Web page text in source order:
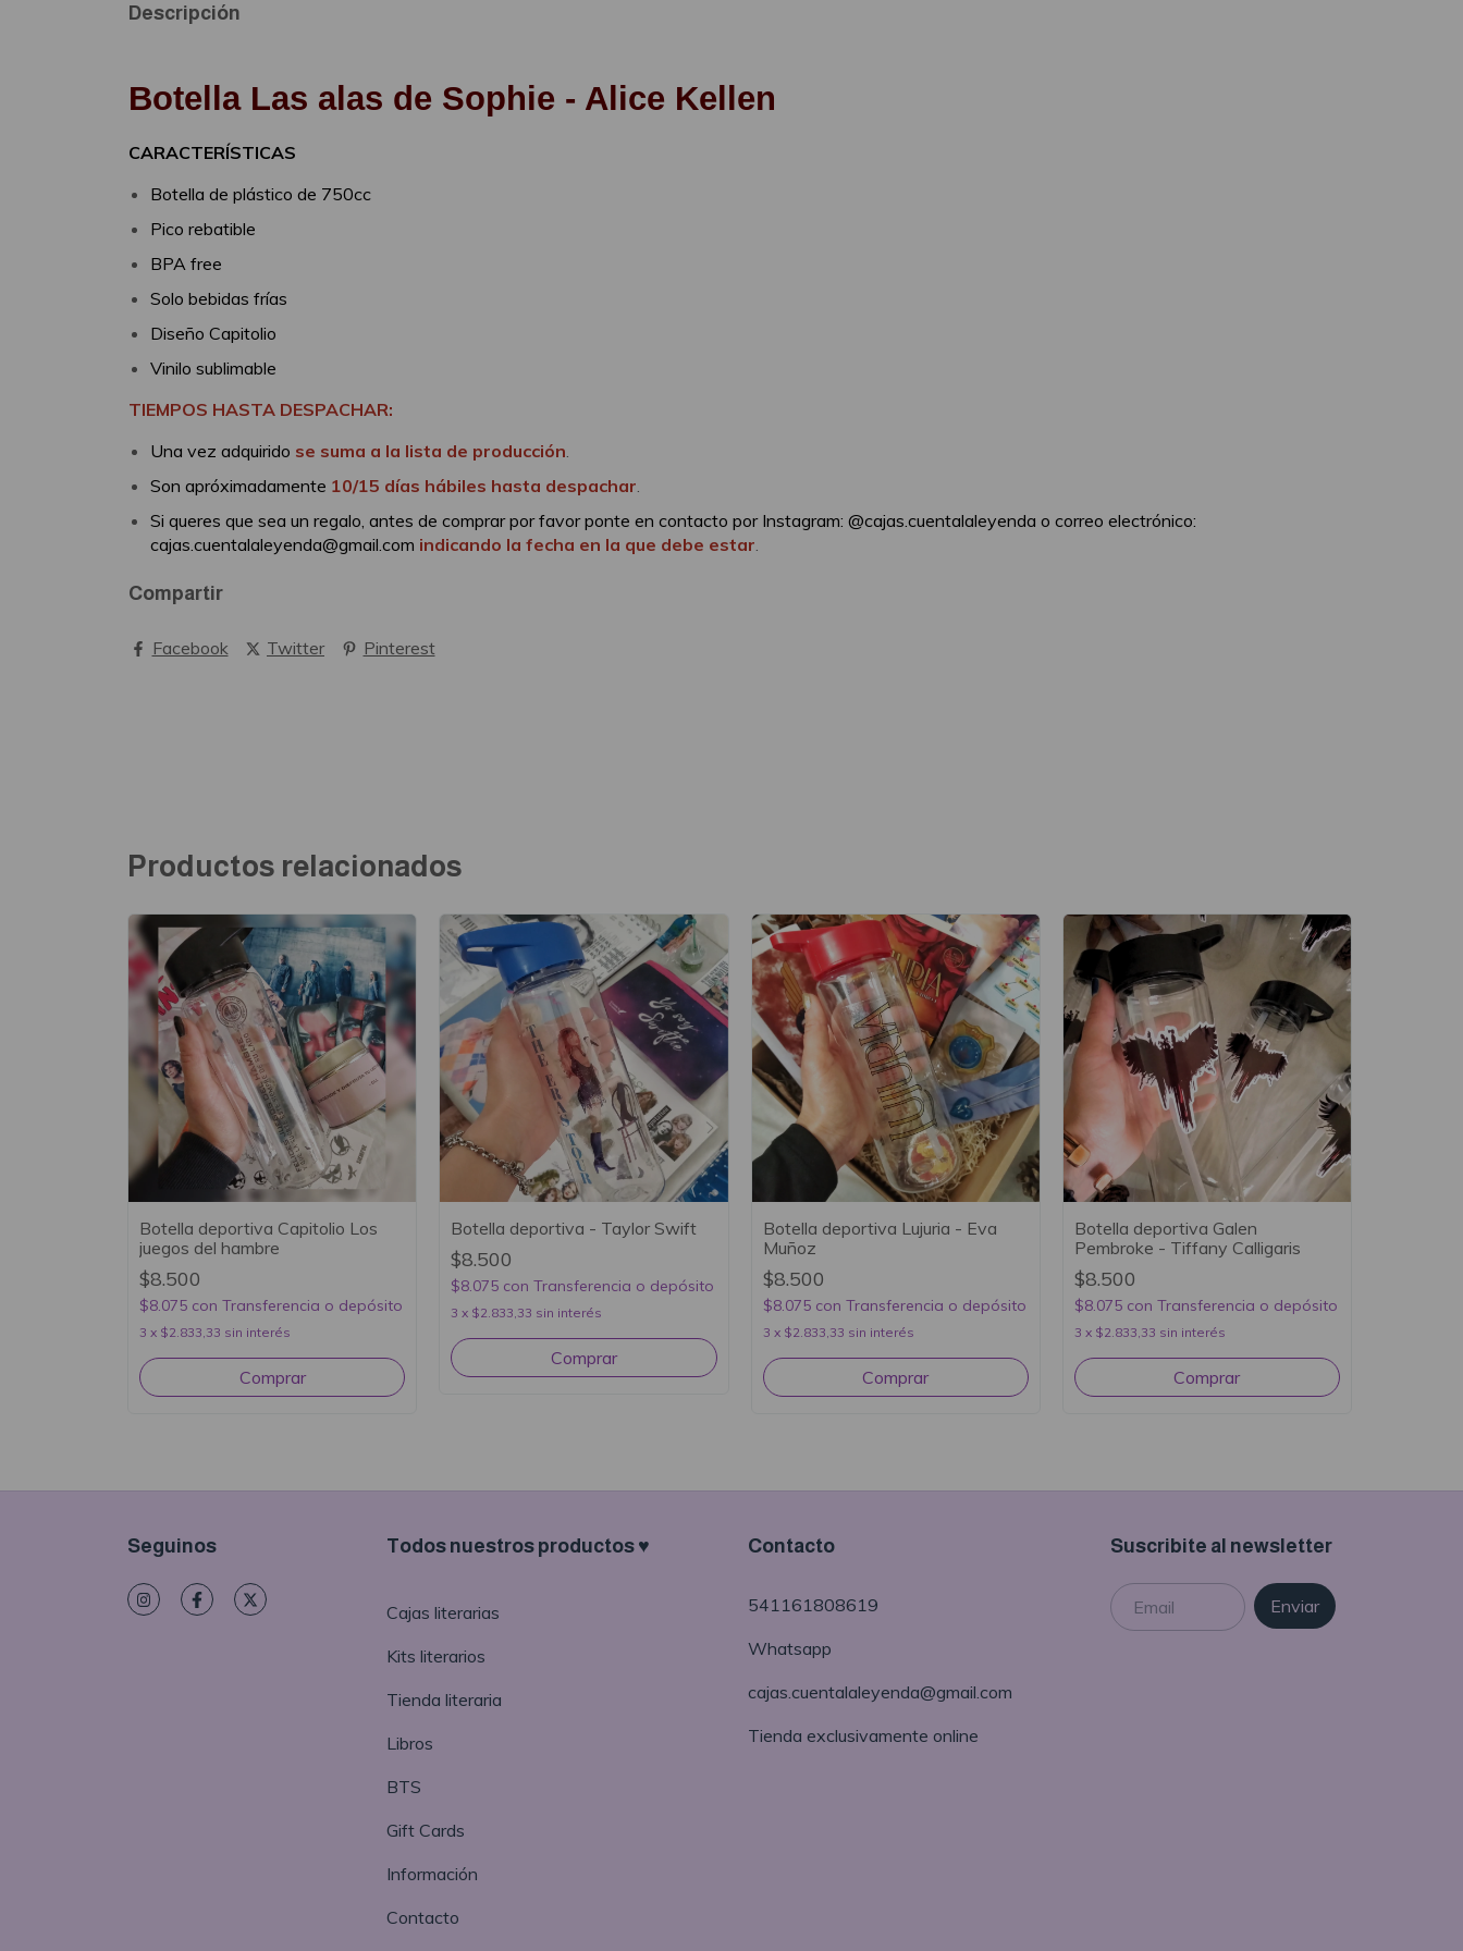
Descripción
Botella Las alas de Sophie - Alice Kellen
CARACTERÍSTICAS
Botella de plástico de 750cc
Pico rebatible
BPA free
Solo bebidas frías
Diseño Capitolio
Vinilo sublimable
TIEMPOS HASTA DESPACHAR:
Una vez adquirido se suma a la lista de producción.
Son apróximadamente 10/15 días hábiles hasta despachar.
Si queres que sea un regalo, antes de comprar por favor ponte en contacto por Instagram: @cajas.cuentalaleyenda o correo electrónico:
cajas.cuentalaleyenda@gmail.com indicando la fecha en la que debe estar.
Compartir
Facebook Twitter Pinterest
Productos relacionados
Botella deportiva Capitolio Los
juegos del hambre
$8.500
$8.075 con Transferencia o depósito
3 x $2.833,33 sin interés
Botella deportiva - Taylor Swift
$8.500
$8.075 con Transferencia o depósito
3 x $2.833,33 sin interés
Botella deportiva Lujuria - Eva
Muñoz
$8.500
$8.075 con Transferencia o depósito
3 x $2.833,33 sin interés
Botella deportiva Galen
Pembroke - Tiffany Calligaris
$8.500
$8.075 con Transferencia o depósito
3 x $2.833,33 sin interés
Seguinos Todos nuestros productos ♥
Cajas literarias
Kits literarios
Tienda literaria
Libros
BTS
Gift Cards
Información
Contacto
Contacto
541161808619
Whatsapp
cajas.cuentalaleyenda@gmail.com
Tienda exclusivamente online
Suscribite al newsletter